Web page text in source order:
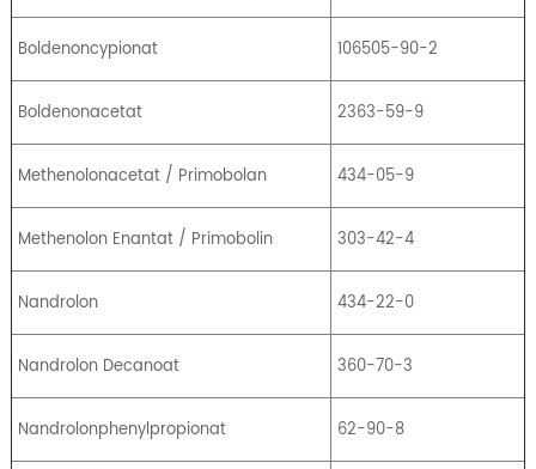
Boldenoncypionat 106505-90-2
Boldenonacetat 2363-59-9
Methenolonacetat / Primobolan 434-05-9
Methenolon Enantat / Primobolin 303-42-4
Nandrolon 434-22-0
Nandrolon Decanoat 360-70-3
Nandrolonphenylpropionat 62-90-8